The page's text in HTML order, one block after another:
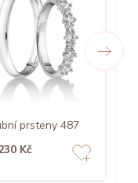
prsteny 487
Kč